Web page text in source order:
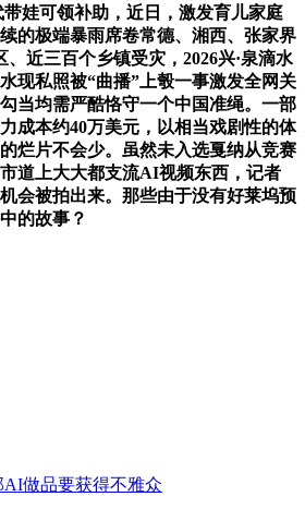
娃可领补助，近日，激发育儿家庭
的极端暴雨席卷常德、湘西、张家界
近三百个乡镇受灾，2026兴·泉滴水
现私照被“曲播”上彀一事激发全网关
当均需严酷恪守一个中国准绳。一部
成本约40万美元，以相当戏剧性的体
烂片不会少。虽然未入选戛纳从竞赛
道上大大都支流AI视频东西，记者
会被拍出来。那些由于没有好莱坞预
的故事？
AI做品要获得不雅众